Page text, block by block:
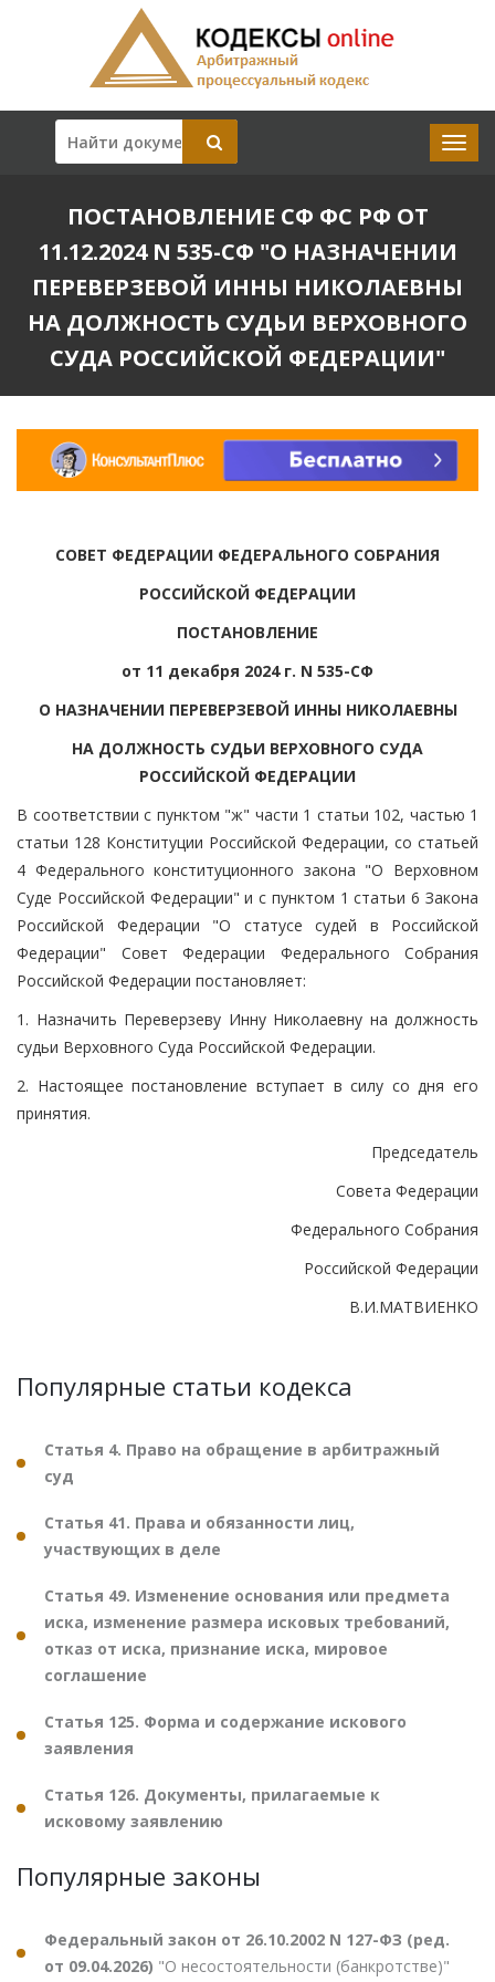
ПОСТАНОВЛЕНИЕ СФ ФС РФ ОТ
11.12.2024 N 535-СФ "О НАЗНАЧЕНИИ
ПЕРЕВЕРЗЕВОЙ ИННЫ НИКОЛАЕВНЫ
НА ДОЛЖНОСТЬ СУДЬИ ВЕРХОВНОГО
СУДА РОССИЙСКОЙ ФЕДЕРАЦИИ"
СОВЕТ ФЕДЕРАЦИИ ФЕДЕРАЛЬНОГО СОБРАНИЯ
РОССИЙСКОЙ ФЕДЕРАЦИИ
ПОСТАНОВЛЕНИЕ
от 11 декабря 2024 г. N 535-СФ
О НАЗНАЧЕНИИ ПЕРЕВЕРЗЕВОЙ ИННЫ НИКОЛАЕВНЫ
НА ДОЛЖНОСТЬ СУДЬИ ВЕРХОВНОГО СУДА
РОССИЙСКОЙ ФЕДЕРАЦИИ
В соответствии с пунктом "ж" части 1 статьи 102, частью 1
статьи 128 Конституции Российской Федерации, со статьей
4 Федерального конституционного закона "О Верховном
Суде Российской Федерации" и с пунктом 1 статьи 6 Закона
Российской Федерации "О статусе судей в Российской
Федерации" Совет Федерации Федерального Собрания
Российской Федерации постановляет:
1. Назначить Переверзеву Инну Николаевну на должность
судьи Верховного Суда Российской Федерации.
2. Настоящее постановление вступает в силу со дня его
принятия.
Председатель
Совета Федерации
Федерального Собрания
Российской Федерации
В.И.МАТВИЕНКО
Популярные статьи кодекса
Статья 4. Право на обращение в арбитражный
суд
Статья 41. Права и обязанности лиц,
участвующих в деле
Статья 49. Изменение основания или предмета
иска, изменение размера исковых требований,
отказ от иска, признание иска, мировое
соглашение
Статья 125. Форма и содержание искового
заявления
Статья 126. Документы, прилагаемые к
исковому заявлению
Популярные законы
Федеральный закон от 26.10.2002 N 127-ФЗ (ред.
от 09.04.2026) "О несостоятельности (банкротстве)"